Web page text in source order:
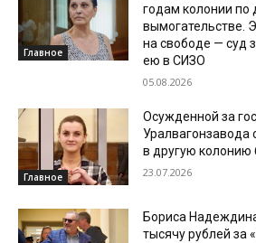
Главное
годам колонии по
вымогательстве.
на свободе — суд
ею в СИЗО
05.08.2026
Главное
Осужденной за
Уралвагонзавода
в другую колонию
23.07.2026
Бориса
тысячу рублей за